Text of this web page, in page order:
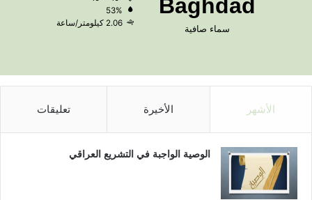
Baghdad
سماء صافية
53%
2.06 كيلومتر/ساعة
الأشهر الأخيرة تعليقات
الوصية الواجبة في التشريع العراقي